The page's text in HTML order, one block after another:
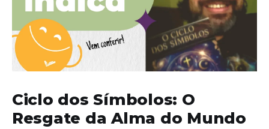
Ciclo dos Símbolos: O
Resgate da Alma do Mundo